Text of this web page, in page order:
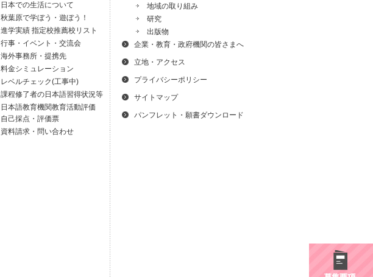
日本での生活について
秋葉原で学ぼう・遊ぼう！
進学実績 指定校推薦校リスト
行事・イベント・交流会
海外事務所・提携先
料金シミュレーション
レベルチェック(工事中)
課程修了者の日本語習得状況等
日本語教育機関教育活動評価
自己採点・評価票
資料請求・問い合わせ
地域の取り組み
研究
出版物
企業・教育・政府機関の皆さまへ
立地・アクセス
プライバシーポリシー
サイトマップ
パンフレット・願書ダウンロード